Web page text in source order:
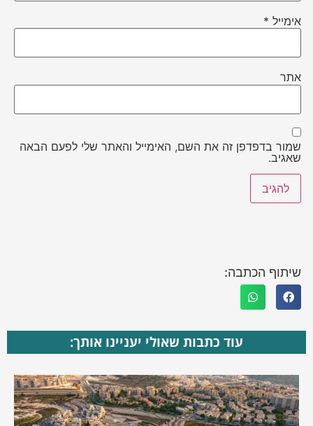
אימייל *
אתר
שמור בדפדפן זה את השם, האימייל והאתר שלי לפעם הבאה
שאגיב.
שיתוף הכתבה:
עוד כתבות שאולי יעניינו אותך: